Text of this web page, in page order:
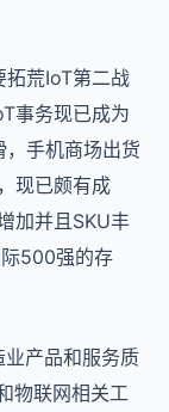
拓荒IoT第二战
事务现已成为
手机商场出货
现已颇有成
加并且SKU丰
500强的存
产品和服务质
物联网相关工